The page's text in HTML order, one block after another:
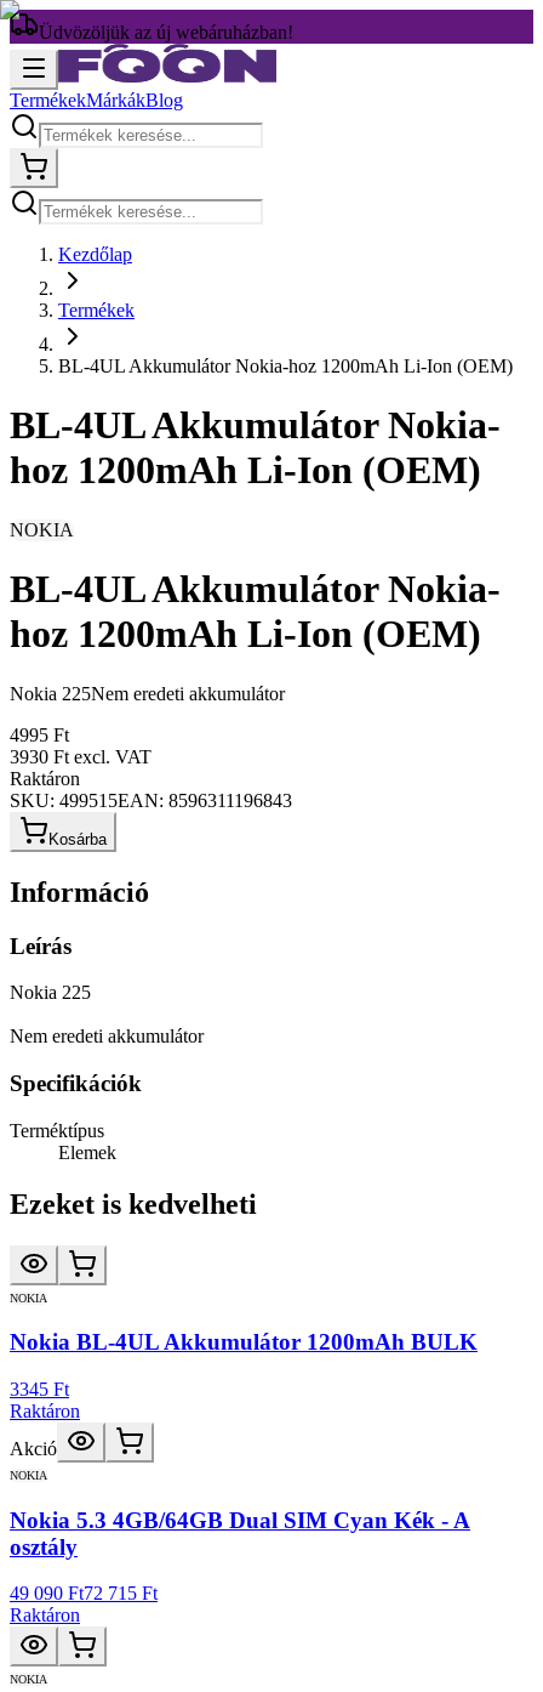
Üdvözöljük az új webáruházban!
TermékekMárkákBlog
Kezdőlap
Termékek
BL-4UL Akkumulátor Nokia-hoz 1200mAh Li-Ion (OEM)
BL-4UL Akkumulátor Nokia-
hoz 1200mAh Li-Ion (OEM)
NOKIA
BL-4UL Akkumulátor Nokia-
hoz 1200mAh Li-Ion (OEM)
Nokia 225Nem eredeti akkumulátor
4995 Ft
3930 Ft excl. VAT
Raktáron
SKU: 499515EAN: 8596311196843
Kosárba
Információ
Leírás
Nokia 225
Nem eredeti akkumulátor
Specifikációk
Terméktípus
Elemek
Ezeket is kedvelheti
NOKIA
Nokia BL-4UL Akkumulátor 1200mAh BULK
3345 Ft
Raktáron
Akció
NOKIA
Nokia 5.3 4GB/64GB Dual SIM Cyan Kék - A
osztály
49 090 Ft72 715 Ft
Raktáron
NOKIA